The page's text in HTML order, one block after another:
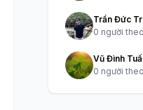
Trần Đức
0 người
Vũ Đình
0 người